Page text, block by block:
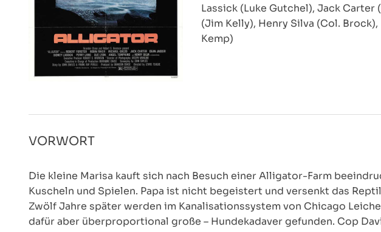
Lassick (Luke Gutchel), Jack Carter
(Jim Kelly), Henry Silva (Col.
Kemp)
VORWORT
Die kleine Marisa kauft sich nach Besuch einer Alligator-Farm
Kuscheln und Spielen. Papa ist nicht begeistert und versenkt das
Zwölf Jahre später werden im Kanalisationssystem von Chicago
dafür aber überproportional große – Hundekadaver gefunden. Cop